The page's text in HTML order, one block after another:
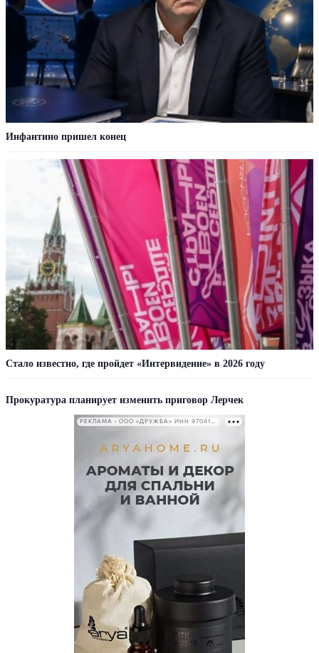
Инфантино пришел конец
Стало известно, где пройдет «Интервидение» в 2026 году
Прокуратура планирует изменить приговор Лерчек
РЕКЛАМА • ООО «ДРУЖБА» ИНН 9704146411